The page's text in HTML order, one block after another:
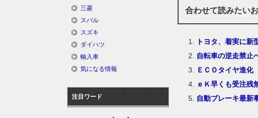
合わせて読みたい
トヨタ、着実に新
自転車の逆走禁止
ＥＣＯタイヤ進化
ｅＫ早くも受注残
自動ブレーキ最新
三菱
スバル
スズキ
ダイハツ
輸入車
気になる情報
注目ワード